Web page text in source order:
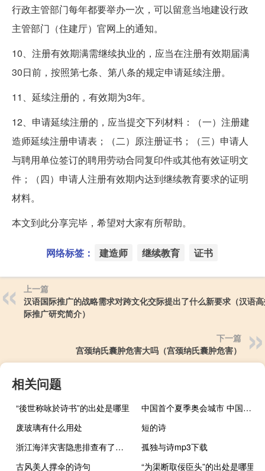
行政主管部门每年都要举办一次，可以留意当地建设行政
主管部门（住建厅）官网上的通知。
10、注册有效期满需继续执业的，应当在注册有效期届满
30日前，按照第七条、第八条的规定申请延续注册。
11、延续注册的，有效期为3年。
12、申请延续注册的，应当提交下列材料：（一）注册建
造师延续注册申请表；（二）原注册证书；（三）申请人
与聘用单位签订的聘用劳动合同复印件或其他有效证明文
件；（四）申请人注册有效期内达到继续教育要求的证明
材料。
本文到此分享完毕，希望对大家有所帮助。
网络标签： 建造师 继续教育 证书
上一篇
汉语国际推广的战略需求对跨文化交际提出了什么新要求（汉语
际推广研究简介）
下一篇
宫颈纳氏囊肿危害大吗（宫颈纳氏囊肿危害）
相关问题
“後世称咏於诗书”的出处是哪里
中国首个夏季奥会城市 中国残奥会首枚金牌
废玻璃有什么用处
短的诗
浙江海洋灾害隐患排查有了地方标准
孤独与诗mp3下载
古风美人撑伞的诗句
“为渠断取佞臣头”的出处是哪里